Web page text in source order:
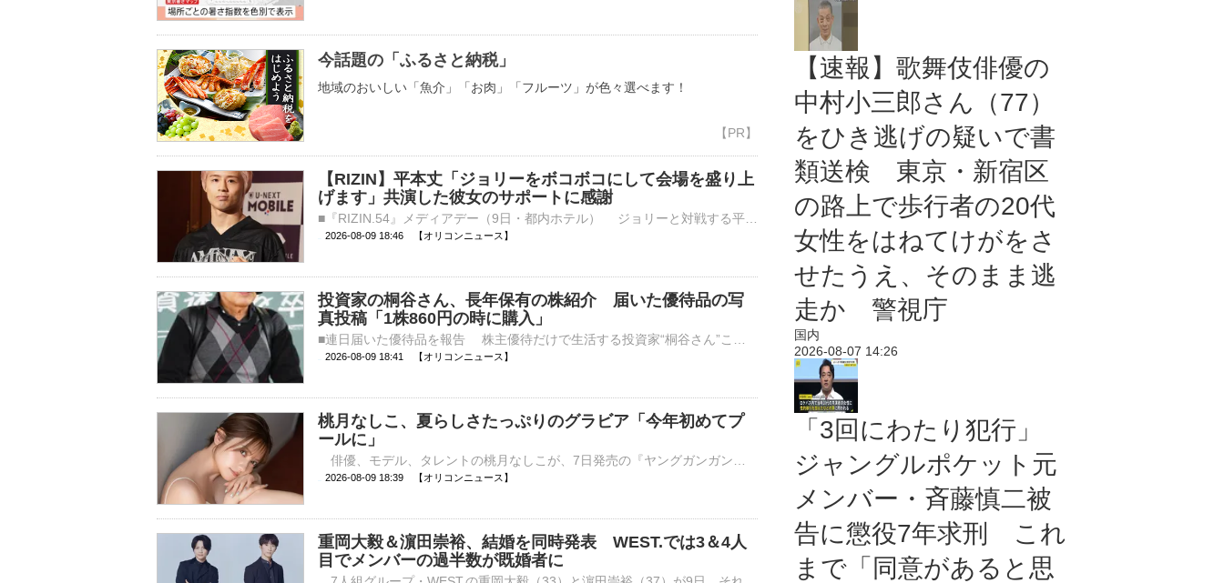
今話題の「ふるさと納税」
地域のおいしい「魚介」「お肉」「フルーツ」が色々選べます！
【RIZIN】平本丈「ジョリーをボコボコにして会場を盛り上
げます」共演した彼女のサポートに感謝
2026-08-09 18:46 【オリコンニュース】
投資家の桐谷さん、長年保有の株紹介 届いた優待品の写
真投稿「1株860円の時に購入」
2026-08-09 18:41 【オリコンニュース】
桃月なしこ、夏らしさたっぷりのグラビア「今年初めてプ
ールに」
2026-08-09 18:39 【オリコンニュース】
重岡大毅＆濵田崇裕、結婚を同時発表 WEST.では3＆4人
目でメンバーの過半数が既婚者に
【速報】歌舞伎俳優の
中村小三郎さん（77）
をひき逃げの疑いで書
類送検 東京・新宿区
の路上で歩行者の20代
女性をはねてけがをさ
せたうえ、そのまま逃
走か 警視庁
国内
2026-08-07 14:26
「3回にわたり犯行」
ジャングルポケット元
メンバー・斉藤慎二被
告に懲役7年求刑 これ
まで「同意があると思